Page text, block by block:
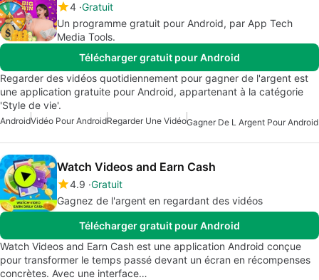
4 Gratuit
Un programme gratuit pour Android, par App Tech
Media Tools.
Télécharger gratuit pour Android
Regarder des vidéos quotidiennement pour gagner de l'argent est
une application gratuite pour Android, appartenant à la catégorie
'Style de vie'.
AndroidVidéo Pour AndroidRegarder Une VidéoGagner De L Argent Pour Android
Watch Videos and Earn Cash
4.9 Gratuit
Gagnez de l'argent en regardant des vidéos
Télécharger gratuit pour Android
Watch Videos and Earn Cash est une application Android conçue
pour transformer le temps passé devant un écran en récompenses
concrètes. Avec une interface…